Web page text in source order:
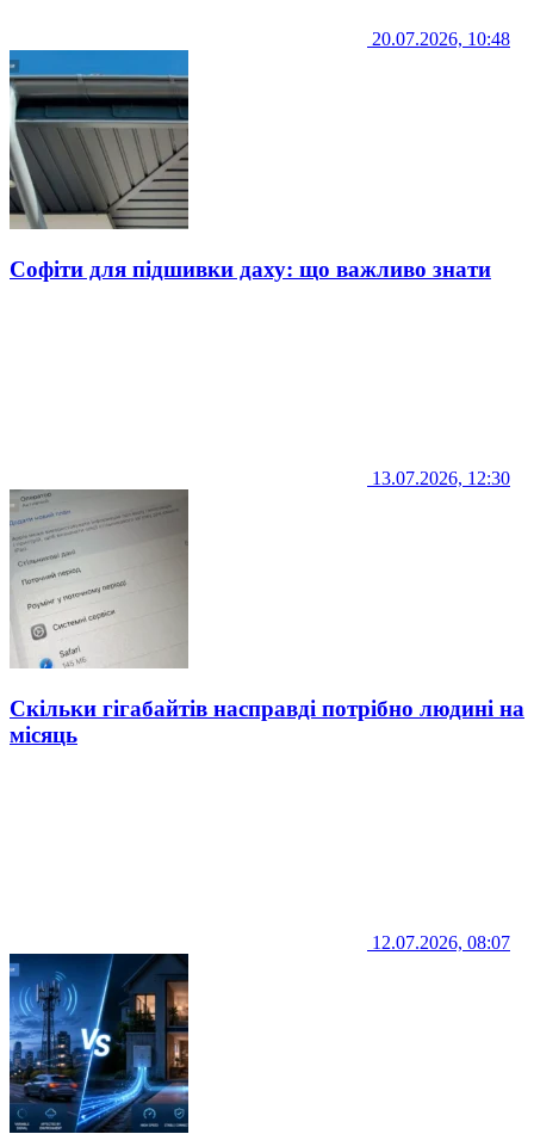
20.07.2026, 10:48
Софіти для підшивки даху: що важливо знати
13.07.2026, 12:30
Скільки гігабайтів насправді потрібно людині на
місяць
12.07.2026, 08:07